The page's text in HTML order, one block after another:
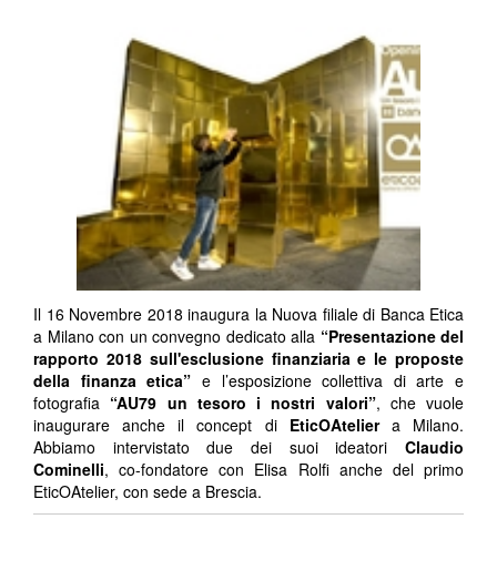
Il 16 Novembre 2018 inaugura la Nuova filiale di Banca Etica
a Milano con un convegno dedicato alla “Presentazione del
rapporto 2018 sull'esclusione finanziaria e le proposte
della finanza etica” e l’esposizione collettiva di arte e
fotografia “AU79 un tesoro i nostri valori”, che vuole
inaugurare anche il concept di EticOAtelier a Milano.
Abbiamo intervistato due dei suoi ideatori Claudio
Cominelli, co-fondatore con Elisa Rolfi anche del primo
EticOAtelier, con sede a Brescia.